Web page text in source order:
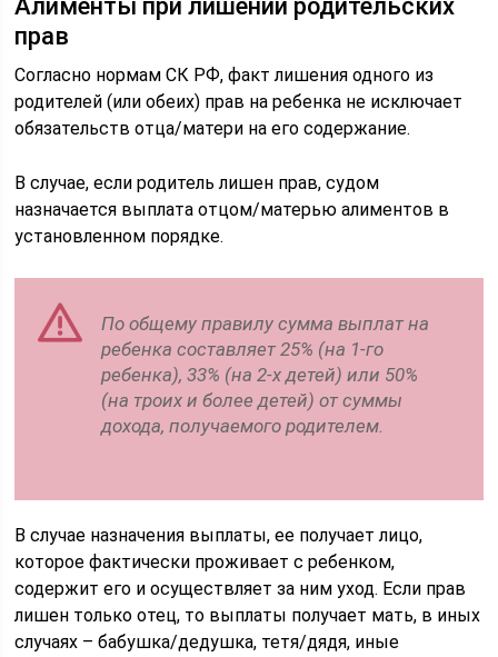
Алименты при лишении родительских
прав
Согласно нормам СК РФ, факт лишения одного из
родителей (или обеих) прав на ребенка не исключает
обязательств отца/матери на его содержание.
В случае, если родитель лишен прав, судом
назначается выплата отцом/матерью алиментов в
установленном порядке.
По общему правилу сумма выплат на
ребенка составляет 25% (на 1-го
ребенка), 33% (на 2-х детей) или 50%
(на троих и более детей) от суммы
дохода, получаемого родителем.
В случае назначения выплаты, ее получает лицо,
которое фактически проживает с ребенком,
содержит его и осуществляет за ним уход. Если прав
лишен только отец, то выплаты получает мать, в иных
случаях – бабушка/дедушка, тетя/дядя, иные